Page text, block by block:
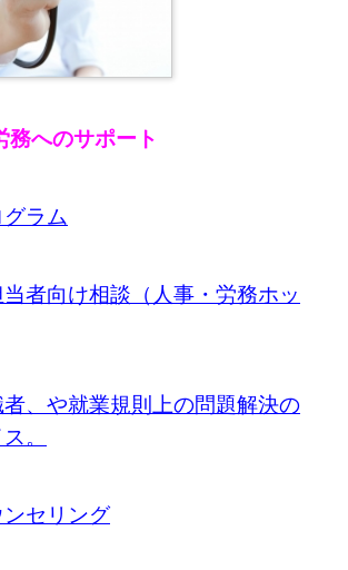
へのサポート
ラム
者向け相談（人事・労務ホッ
、や就業規則上の問題解決の
。
セリング